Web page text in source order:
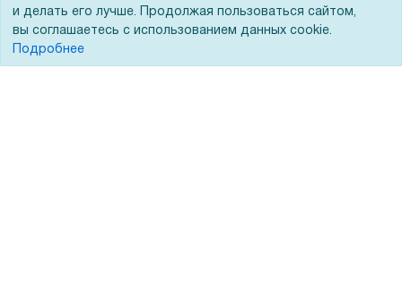
Для Таможенного союза
и делать его лучше. Продолжая пользоваться сайтом,
вы соглашаетесь с использованием данных cookie.
Подробнее